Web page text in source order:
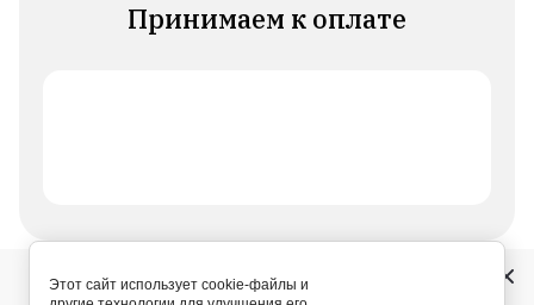
31.05.2026 00:00
Принимаем к оплате
© 2023 Чудо - Шарики
Этот сайт использует cookie-файлы и